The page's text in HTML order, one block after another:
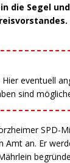
die Segel
eventuell
sind
SPD-
Amt an. Er